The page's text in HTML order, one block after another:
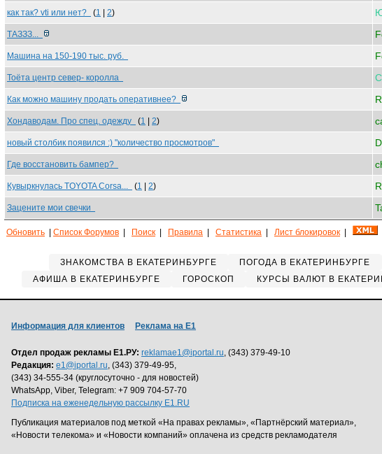
как так? vti или нет? (1 2)
ТАЗЗЗ...
Машина на 150-190 тыс. руб.
Тоёта центр север- королла
Как можно машину продать оперативнее?
Хондаводам. Про спец. одежду (1 2)
новый столбик появился :) "количество просмотров"
Где восстановить бампер?
Кувыркнулась TOYOTA Corsa... (1 2) R
Зацените мои свечки
Обновить Список Форумов Поиск Правила Статистика Лист блокировок
ЗНАКОМСТВА В ЕКАТЕРИНБУРГЕ ПОГОДА В ЕКАТЕРИНБУРГЕ
АФИША В ЕКАТЕРИНБУРГЕ
ГОРОСКОП КУРСЫ ВАЛЮТ В
Информация для клиентов Реклама на Е1
Отдел продаж рекламы Е1.РУ: reklamae1@iportal.ru, (343) 379-49-10
Редакция: e1@iportal.ru, (343) 379-49-95,
(343) 34-555-34 (круглосуточно - для новостей)
WhatsApp, Viber, Telegram: +7 909 704-57-70
Подписка на еженедельную рассылку E1.RU
Публикация материалов под меткой «На правах рекламы», «Партнёрский материал»,
«Новости телекома» и «Новости компаний» оплачена из средств рекламодателя